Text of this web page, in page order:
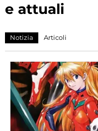
e attuali
Notizia Articoli